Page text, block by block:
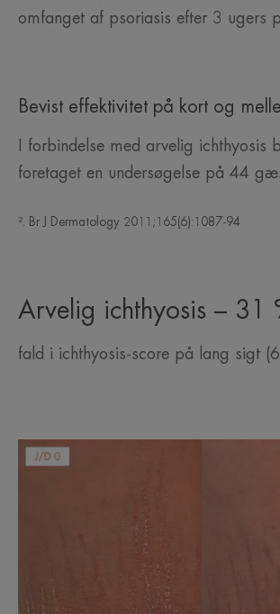
omfanget af psoriasis efter 3 ugers
Bevist effektivitet på kort og
I forbindelse med arvelig ichthyosis
foretaget en undersøgelse på 44
². Br J Dermatology 2011;165(6):1087-94
Arvelig ichthyosis – 31
fald i ichthyosis-score på lang sigt